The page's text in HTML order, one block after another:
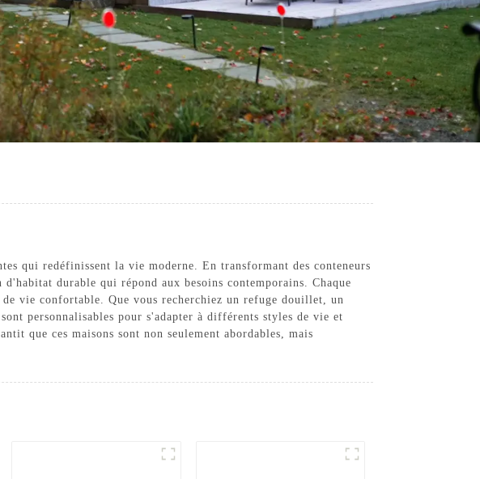
qui redéfinissent la vie moderne. En transformant des conteneurs
durable qui répond aux besoins contemporains. Chaque
vie confortable. Que vous recherchiez un refuge douillet, un
personnalisables pour s'adapter à différents styles de vie et
que ces maisons sont non seulement abordables, mais